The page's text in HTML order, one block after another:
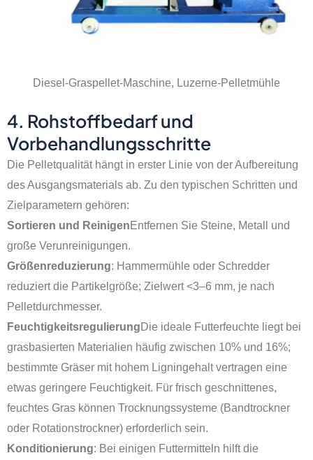
Diesel-Graspellet-Maschine, Luzerne-Pelletmühle
4. Rohstoffbedarf und
Vorbehandlungsschritte
Die Pelletqualität hängt in erster Linie von der Aufbereitung
des Ausgangsmaterials ab. Zu den typischen Schritten und
Zielparametern gehören:
Sortieren und ReinigenEntfernen Sie Steine, Metall und
große Verunreinigungen.
Größenreduzierung: Hammermühle oder Schredder
reduziert die Partikelgröße; Zielwert <3–6 mm, je nach
Pelletdurchmesser.
FeuchtigkeitsregulierungDie ideale Futterfeuchte liegt bei
grasbasierten Materialien häufig zwischen 10% und 16%;
bestimmte Gräser mit hohem Ligningehalt vertragen eine
etwas geringere Feuchtigkeit. Für frisch geschnittenes,
feuchtes Gras können Trocknungssysteme (Bandtrockner
oder Rotationstrockner) erforderlich sein.
Konditionierung: Bei einigen Futtermitteln hilft die